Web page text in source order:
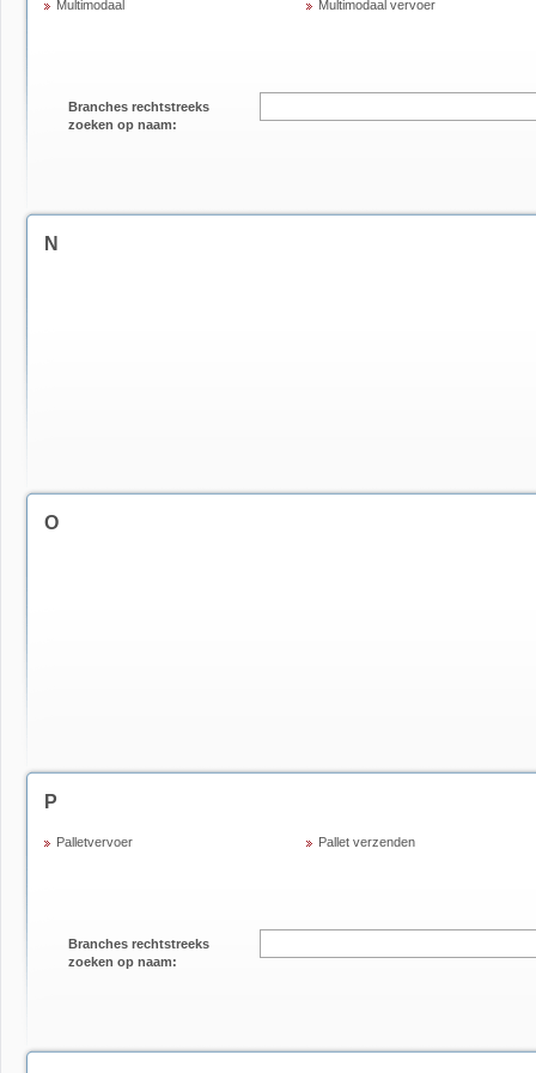
Multimodaal Multimodaal vervoer
Branches rechtstreeks
zoeken op naam:
N
O
P
Palletvervoer Pallet verzenden
Branches rechtstreeks
zoeken op naam: